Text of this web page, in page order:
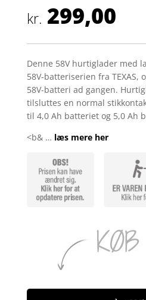
kr. 299,00
Denne 58V hurtiglader med
58V-batteriserien fra TEXAS,
58V-batteri ad gangen.
tilsluttes en normal
til 4,0 Ah batteriet og 5,0 Ah
<b& … læs mere her